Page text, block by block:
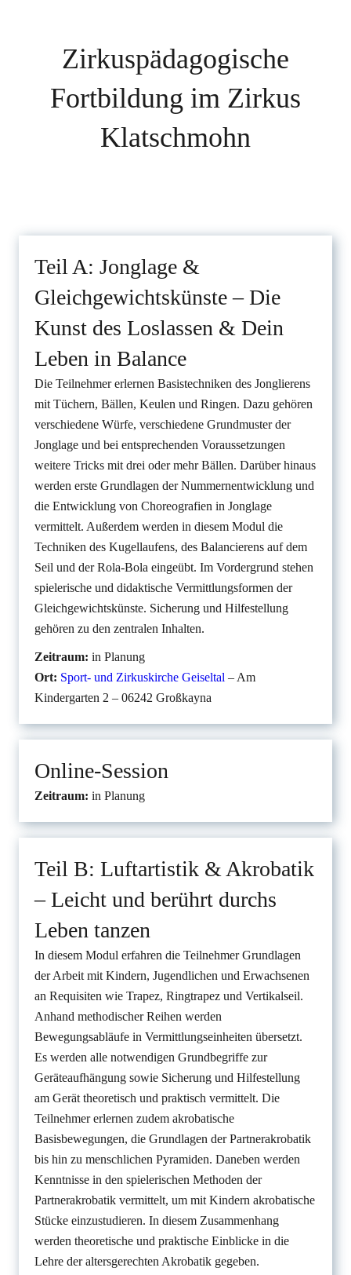
Zirkuspädagogische
Fortbildung im Zirkus
Klatschmohn
Teil A: Jonglage &
Gleichgewichtskünste – Die
Kunst des Loslassen & Dein
Leben in Balance
Die Teilnehmer erlernen Basistechniken des Jonglierens
mit Tüchern, Bällen, Keulen und Ringen. Dazu gehören
verschiedene Würfe, verschiedene Grundmuster der
Jonglage und bei entsprechenden Voraussetzungen
weitere Tricks mit drei oder mehr Bällen. Darüber hinaus
werden erste Grundlagen der Nummernentwicklung und
die Entwicklung von Choreografien in Jonglage
vermittelt. Außerdem werden in diesem Modul die
Techniken des Kugellaufens, des Balancierens auf dem
Seil und der Rola-Bola eingeübt. Im Vordergrund stehen
spielerische und didaktische Vermittlungsformen der
Gleichgewichtskünste. Sicherung und Hilfestellung
gehören zu den zentralen Inhalten.
Zeitraum: in Planung
Ort: Sport- und Zirkuskirche Geiseltal – Am
Kindergarten 2 – 06242 Großkayna
Online-Session
Zeitraum: in Planung
Teil B: Luftartistik & Akrobatik
– Leicht und berührt durchs
Leben tanzen
In diesem Modul erfahren die Teilnehmer Grundlagen
der Arbeit mit Kindern, Jugendlichen und Erwachsenen
an Requisiten wie Trapez, Ringtrapez und Vertikalseil.
Anhand methodischer Reihen werden
Bewegungsabläufe in Vermittlungseinheiten übersetzt.
Es werden alle notwendigen Grundbegriffe zur
Geräteaufhängung sowie Sicherung und Hilfestellung
am Gerät theoretisch und praktisch vermittelt. Die
Teilnehmer erlernen zudem akrobatische
Basisbewegungen, die Grundlagen der Partnerakrobatik
bis hin zu menschlichen Pyramiden. Daneben werden
Kenntnisse in den spielerischen Methoden der
Partnerakrobatik vermittelt, um mit Kindern akrobatische
Stücke einzustudieren. In diesem Zusammenhang
werden theoretische und praktische Einblicke in die
Lehre der altersgerechten Akrobatik gegeben.